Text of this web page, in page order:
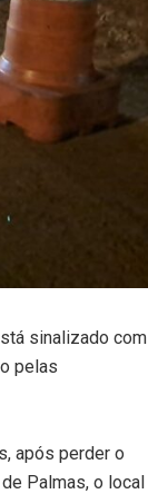
sinalizado com
pelas
após perder o
Palmas, o local